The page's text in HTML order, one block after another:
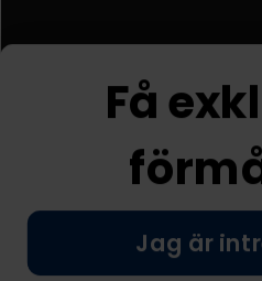
Kundtjänst
Allmänna villkor
Integritetspolicy
Få
Nej